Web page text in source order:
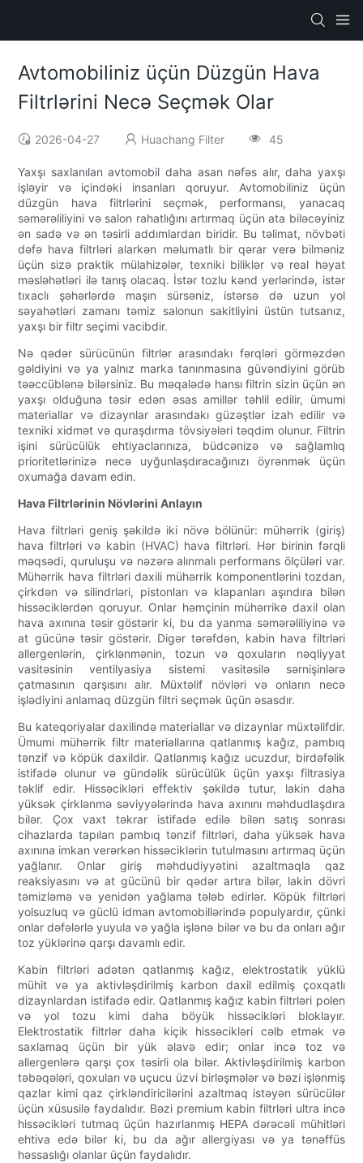
Avtomobiliniz üçün Düzgün Hava
Filtrlərini Necə Seçmək Olar
2026-04-27 Huachang Filter 45
Yaxşı saxlanılan avtomobil daha asan nəfəs alır, daha yaxşı
işləyir və içindəki insanları qoruyur. Avtomobiliniz üçün
düzgün hava filtrlərini seçmək, performansı, yanacaq
səmərəliliyini və salon rahatlığını artırmaq üçün ata biləcəyiniz
ən sadə və ən təsirli addımlardan biridir. Bu təlimat, növbəti
dəfə hava filtrləri alarkən məlumatlı bir qərar verə bilməniz
üçün sizə praktik mülahizələr, texniki biliklər və real həyat
məsləhətləri ilə tanış olacaq. İstər tozlu kənd yerlərində, istər
tıxaclı şəhərlərdə maşın sürsəniz, istərsə də uzun yol
səyahətləri zamanı təmiz salonun sakitliyini üstün tutsanız,
yaxşı bir filtr seçimi vacibdir.
Nə qədər sürücünün filtrlər arasındakı fərqləri görməzdən
gəldiyini və ya yalnız marka tanınmasına güvəndiyini görüb
təəccüblənə bilərsiniz. Bu məqalədə hansı filtrin sizin üçün ən
yaxşı olduğuna təsir edən əsas amillər təhlil edilir, ümumi
materiallar və dizaynlar arasındakı güzəştlər izah edilir və
texniki xidmət və quraşdırma tövsiyələri təqdim olunur. Filtrin
işini sürücülük ehtiyaclarınıza, büdcənizə və sağlamlıq
prioritetlərinizə necə uyğunlaşdıracağınızı öyrənmək üçün
oxumağa davam edin.
Hava Filtrlərinin Növlərini Anlayın
Hava filtrləri geniş şəkildə iki növə bölünür: mühərrik (giriş)
hava filtrləri və kabin (HVAC) hava filtrləri. Hər birinin fərqli
məqsədi, quruluşu və nəzərə alınmalı performans ölçüləri var.
Mühərrik hava filtrləri daxili mühərrik komponentlərini tozdan,
çirkdən və silindrləri, pistonları və klapanları aşındıra bilən
hissəciklərdən qoruyur. Onlar həmçinin mühərrikə daxil olan
hava axınına təsir göstərir ki, bu da yanma səmərəliliyinə və
at gücünə təsir göstərir. Digər tərəfdən, kabin hava filtrləri
allergenlərin, çirklənmənin, tozun və qoxuların nəqliyyat
vasitəsinin ventilyasiya sistemi vasitəsilə sərnişinlərə
çatmasının qarşısını alır. Müxtəlif növləri və onların necə
işlədiyini anlamaq düzgün filtri seçmək üçün əsasdır.
Bu kateqoriyalar daxilində materiallar və dizaynlar müxtəlifdir.
Ümumi mühərrik filtr materiallarına qatlanmış kağız, pambıq
tənzif və köpük daxildir. Qatlanmış kağız ucuzdur, birdəfəlik
istifadə olunur və gündəlik sürücülük üçün yaxşı filtrasiya
təklif edir. Hissəcikləri effektiv şəkildə tutur, lakin daha
yüksək çirklənmə səviyyələrində hava axınını məhdudlaşdıra
bilər. Çox vaxt təkrar istifadə edilə bilən satış sonrası
cihazlarda tapılan pambıq tənzif filtrləri, daha yüksək hava
axınına imkan verərkən hissəciklərin tutulmasını artırmaq üçün
yağlanır. Onlar giriş məhdudiyyətini azaltmaqla qaz
reaksiyasını və at gücünü bir qədər artıra bilər, lakin dövri
təmizləmə və yenidən yağlama tələb edirlər. Köpük filtrləri
yolsuzluq və güclü idman avtomobillərində populyardır, çünki
onlar dəfələrlə yuyula və yağla işlənə bilər və bu da onları ağır
toz yüklərinə qarşı davamlı edir.
Kabin filtrləri adətən qatlanmış kağız, elektrostatik yüklü
mühit və ya aktivləşdirilmiş karbon daxil edilmiş çoxqatlı
dizaynlardan istifadə edir. Qatlanmış kağız kabin filtrləri polen
və yol tozu kimi daha böyük hissəcikləri bloklayır.
Elektrostatik filtrlər daha kiçik hissəcikləri cəlb etmək və
saxlamaq üçün bir yük əlavə edir; onlar incə toz və
allergenlərə qarşı çox təsirli ola bilər. Aktivləşdirilmiş karbon
təbəqələri, qoxuları və uçucu üzvi birləşmələr və bəzi işlənmiş
qazlar kimi qaz çirkləndiricilərini azaltmaq istəyən sürücülər
üçün xüsusilə faydalıdır. Bəzi premium kabin filtrləri ultra incə
hissəcikləri tutmaq üçün hazırlanmış HEPA dərəcəli mühitləri
ehtiva edə bilər ki, bu da ağır allergiyası və ya tənəffüs
həssaslığı olanlar üçün faydalıdır.